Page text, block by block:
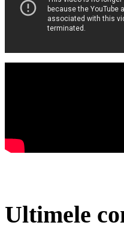
Ultimele